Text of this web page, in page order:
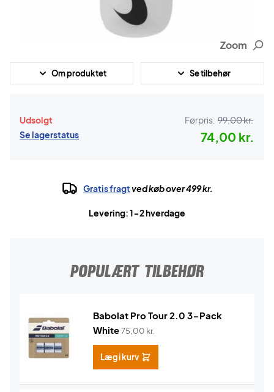
Zoom
Om produktet Se tilbehør
Udsolgt
Se lagerstatus
Førpris: 99,00 kr.
74,00 kr.
Gratis fragtved køb over 499 kr.
Levering: 1-2 hverdage
POPULÆRT TILBEHØR
Babolat Pro Tour 2.0 3-Pack
White75,00 kr.
Læg i kurv